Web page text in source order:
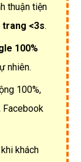
thuận tiện
<3s.
100%
nhiên.
100%,
Facebook
khi khách